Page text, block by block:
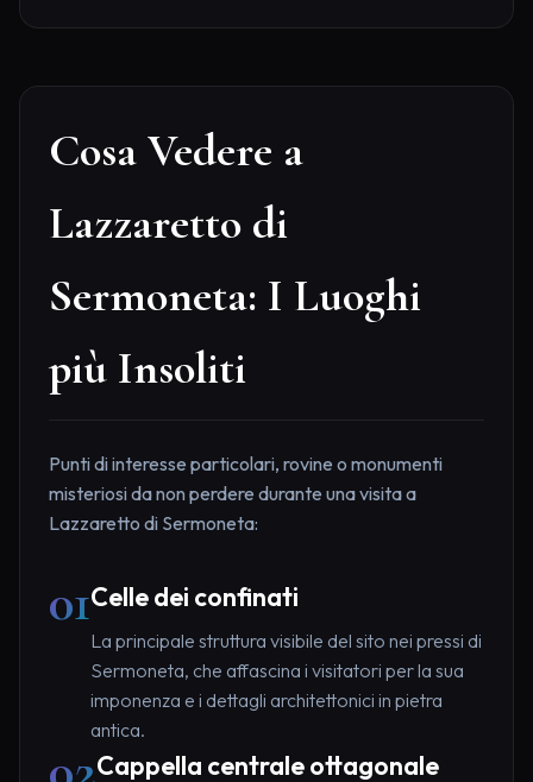
Cosa Vedere a
Lazzaretto di
Sermoneta: I Luoghi
più Insoliti
Punti di interesse particolari, rovine o monumenti
misteriosi da non perdere durante una visita a
Lazzaretto di Sermoneta:
01Celle dei confinati
La principale struttura visibile del sito nei pressi di
Sermoneta, che affascina i visitatori per la sua
imponenza e i dettagli architettonici in pietra
antica.
Cappella centrale ottagonale